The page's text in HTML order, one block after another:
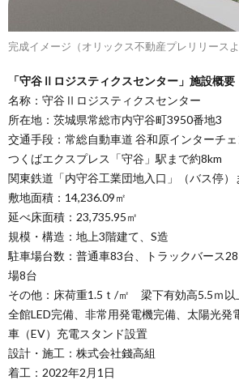
完成イメージ（オリックス不動産プレリリースよ
「守谷Ⅱロジスティクスセンター」施設概要
名称：守谷Ⅱロジスティクスセンター
所在地：茨城県常総市内守谷町3950番地3
交通手段：常総自動車道 谷和原インターチ
つくばエクスプレス「守谷」駅まで約8km
関東鉄道「内守谷工業団地入口」（バス停）
敷地面積：14,236.09㎡
延べ床面積：23,735.95㎡
規模・構造：地上3階建て、S造
駐車場台数：普通車83台、トラックバース
場8台
その他：床荷重1.5ｔ/㎡ 梁下有効高5.5ｍ以
全館LED完備、非常用発電機完備、太陽光発
車（EV）充電スタンド設置
設計・施工：株式会社錢高組
着工：2022年2月1日